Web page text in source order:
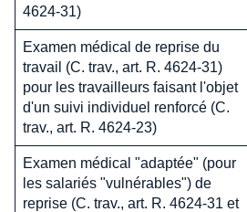
4624-31)
Examen médical de reprise du
travail (C. trav., art. R. 4624-31)
pour les travailleurs faisant l'objet
d'un suivi individuel renforcé (C.
trav., art. R. 4624-23)
Examen médical "adaptée" (pour
les salariés "vulnérables") de
reprise (C. trav., art. R. 4624-31 et